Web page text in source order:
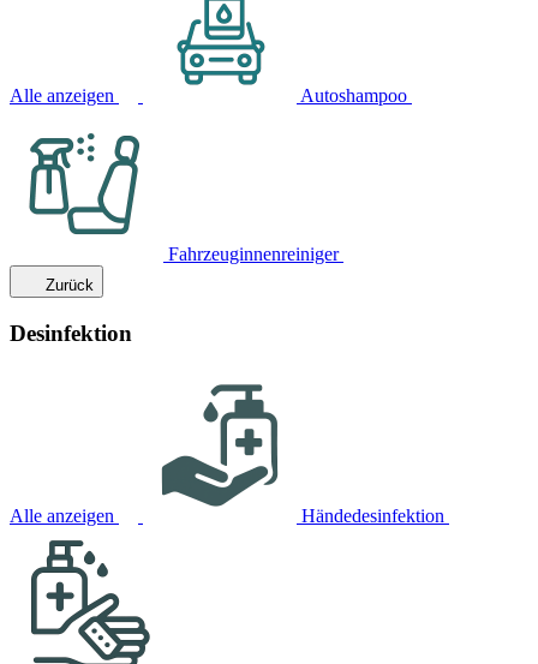
Alle anzeigen Autoshampoo
Fahrzeuginnenreiniger
Zurück
Desinfektion
Alle anzeigen Händedesinfektion